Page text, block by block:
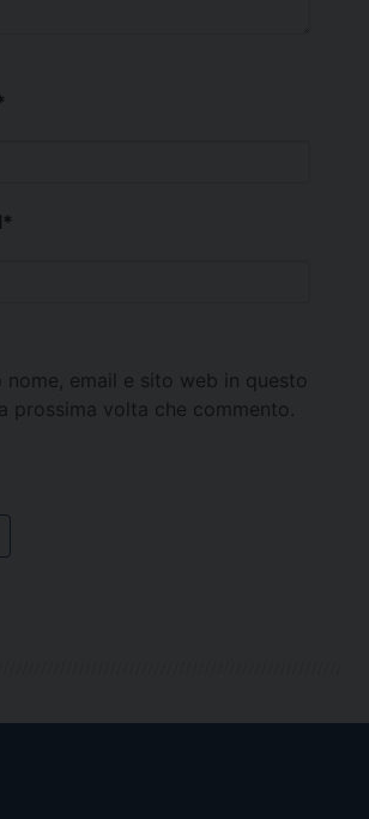
*
nome, email e sito web in questo
prossima volta che commento.